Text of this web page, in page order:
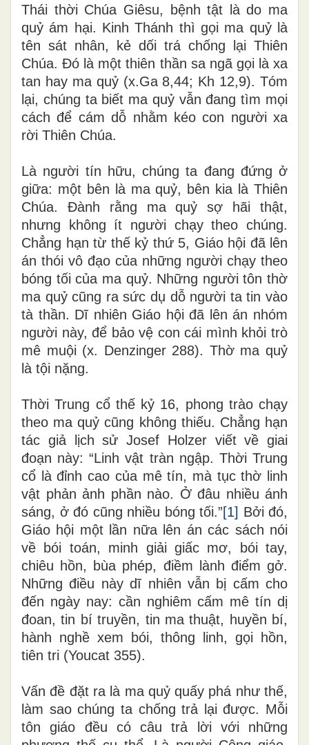
Thái thời Chúa Giêsu, bệnh tật là do ma
quỷ ám hại. Kinh Thánh thì gọi ma quỷ là
tên sát nhân, kẻ dối trá chống lại Thiên
Chúa. Đó là một thiên thần sa ngã gọi là xa
tan hay ma quỷ (x.Ga 8,44; Kh 12,9). Tóm
lại, chúng ta biết ma quỷ vẫn đang tìm mọi
cách để cám dỗ nhằm kéo con người xa
rời Thiên Chúa.
Là người tín hữu, chúng ta đang đứng ở
giữa: một bên là ma quỷ, bên kia là Thiên
Chúa. Đành rằng ma quỷ sợ hãi thật,
nhưng không ít người chạy theo chúng.
Chẳng hạn từ thế kỷ thứ 5, Giáo hội đã lên
án thói vô đạo của những người chạy theo
bóng tối của ma quỷ. Những người tôn thờ
ma quỷ cũng ra sức dụ dỗ người ta tin vào
tà thần. Dĩ nhiên Giáo hội đã lên án nhóm
người này, để bảo vệ con cái mình khỏi trò
mê muội (x. Denzinger 288). Thờ ma quỷ
là tội nặng.
Thời Trung cổ thế kỷ 16, phong trào chạy
theo ma quỷ cũng không thiếu. Chẳng hạn
tác giả lịch sử Josef Holzer viết về giai
đoạn này: “Linh vật tràn ngập. Thời Trung
cổ là đỉnh cao của mê tín, mà tục thờ linh
vật phản ảnh phần nào. Ở đâu nhiều ánh
sáng, ở đó cũng nhiều bóng tối.”[1] Bởi đó,
Giáo hội một lần nữa lên án các sách nói
về bói toán, minh giải giấc mơ, bói tay,
chiêu hồn, bùa phép, điềm lành điểm gở.
Những điều này dĩ nhiên vẫn bị cấm cho
đến ngày nay: cần nghiêm cấm mê tín dị
đoan, tin bí truyền, tin ma thuật, huyền bí,
hành nghề xem bói, thông linh, gọi hồn,
tiên tri (Youcat 355).
Vấn đề đặt ra là ma quỷ quấy phá như thế,
làm sao chúng ta chống trả lại được. Mỗi
tôn giáo đều có câu trả lời với những